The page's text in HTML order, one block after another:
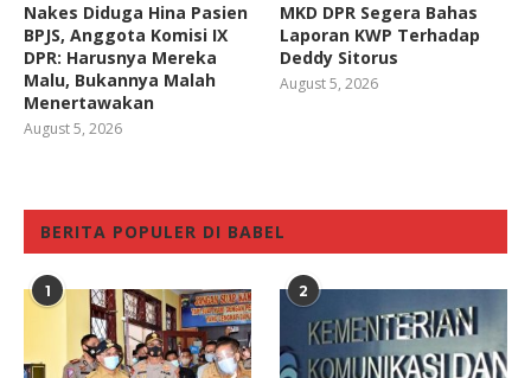
Nakes Diduga Hina Pasien
BPJS, Anggota Komisi IX
DPR: Harusnya Mereka
Malu, Bukannya Malah
Menertawakan
August 5, 2026
MKD DPR Segera Bahas
Laporan KWP Terhadap
Deddy Sitorus
August 5, 2026
BERITA POPULER DI BABEL
1 2